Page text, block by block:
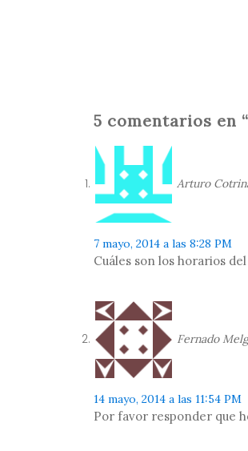
5 comentarios en
Arturo
7 mayo, 2014 a las 8:28 PM
Cuáles son los horarios
Fernado
14 mayo, 2014 a las 11:54 PM
Por favor responder que